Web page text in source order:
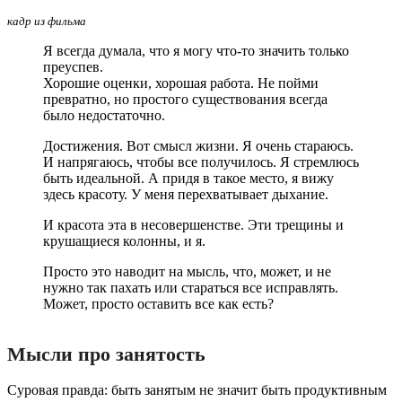
кадр из фильма
Я всегда думала, что я могу что-то значить только
преуспев.
Хорошие оценки, хорошая работа. Не пойми
превратно, но простого существования всегда
было недостаточно.
Достижения. Вот смысл жизни. Я очень стараюсь.
И напрягаюсь, чтобы все получилось. Я стремлюсь
быть идеальной. А придя в такое место, я вижу
здесь красоту. У меня перехватывает дыхание.
И красота эта в несовершенстве. Эти трещины и
крушащиеся колонны, и я.
Просто это наводит на мысль, что, может, и не
нужно так пахать или стараться все исправлять.
Может, просто оставить все как есть?
Мысли про занятость
Суровая правда: быть занятым не значит быть продуктивным